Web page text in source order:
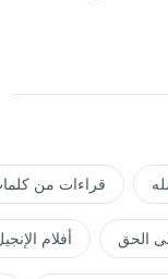
قراءات من
أفلام